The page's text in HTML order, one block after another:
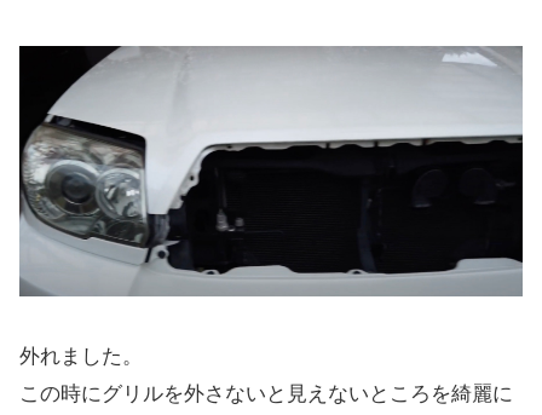
外れました。
この時にグリルを外さないと見えないところを綺麗に